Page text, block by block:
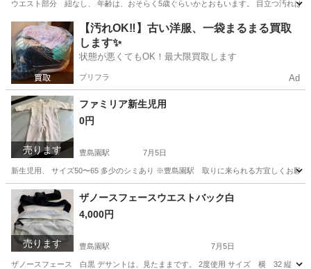
ウエスト部分 紐なし、 年齢は、おそらく5歳ぐらいかとおもいます。 目立つ汚れは
東京 練馬区 豊島園駅 キッズ用品 ミニスカート
【汚れOK‼️】古い洋服、一袋まるまる買取
します✨
状態が悪くてもOK！最大限買取します
プリフラ Ad
売ります
ファミリア新生児用
0円
豊島園駅 7月5日
新生児用、 サイズ50〜65 多少のシミあり ※豊島園駅 取りに来られる方宜しくお願い
東京 練馬区 豊島園駅 ベビー用品 新生児
売ります
ザノースフェースウエストバック白
4,000円
豊島園駅 7月5日
ザノースフェース 白黒 デサントは、見たままです。 2度使用 サイズ 横 32 縦 19